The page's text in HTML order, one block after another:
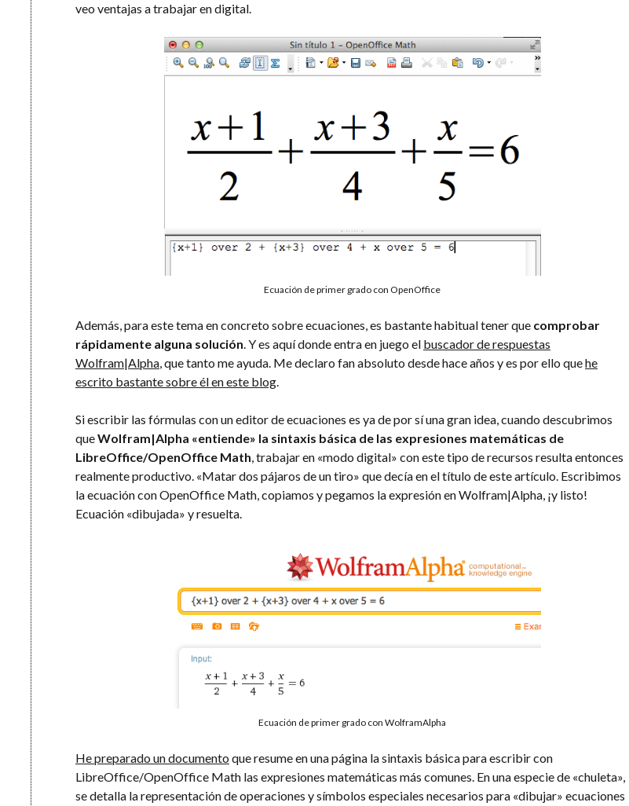
veo ventajas a trabajar en digital.
Ecuación de primer grado con OpenOffice
Además, para este tema en concreto sobre ecuaciones, es bastante habitual tener que comprobar
rápidamente alguna solución . Y es aquí donde entra en juego el buscador de respuestas
Wolfram|Alpha, que tanto me ayuda. Me declaro fan absoluto desde hace años y es por ello quehe
escrito bastante sobre él en este blog.
Si escribir las fórmulas con un editor de ecuaciones es ya de por sí una gran idea, cuando descubrimos
queWolfram|Alpha «entiende» la sintaxis básica de las expresiones matemáticas de
LibreOffice/OpenOffice Math , trabajar en «modo digital» con este tipo de recursos resulta entonces
realmente productivo. «Matar dos pájaros de un tiro» que decía en el título de este artículo. Escribimos
la ecuación con OpenOffice Math, copiamos y pegamos la expresión en Wolfram|Alpha, ¡y listo!
Ecuación «dibujada» y resuelta.
Ecuación de primer grado con WolframAlpha
He preparado un documento que resume en una página la sintaxis básica para escribir con
LibreOffice/OpenOffice Math las expresiones matemáticas más comunes. En una especie de «chuleta»,
se detalla la representación de operaciones y símbolos especiales necesarios para «dibujar» ecuaciones